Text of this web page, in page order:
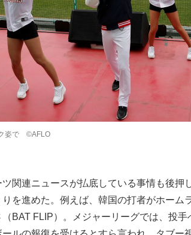
姿で ©️AFLO
関連ニュースが払底している事情も後押
を進めた。例えば、韓国の打者がホーム
BAT FLIP）。メジャーリーグでは、投